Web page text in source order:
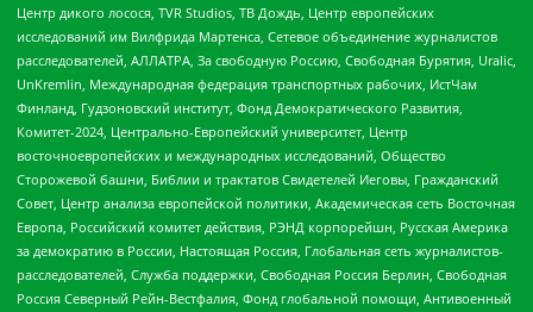
Центр дикого лосося, TVR Studios, ТВ Дождь, Центр европейских
исследований им Вилфрида Мартенса, Сетевое объединение журналистов
расследователей, АЛЛАТРА, За свободную Россию, Свободная Бурятия, Uralic,
UnKremlin, Международная федерация транспортных рабочих, ИстЧам
Финланд, Гудзоновский институт, Фонд Демократического Развития,
Комитет-2024, Центрально-Европейский университет, Центр
восточноевропейских и международных исследований, Общество
Сторожевой башни, Библии и трактатов Свидетелей Иеговы, Гражданский
Совет, Центр анализа европейской политики, Академическая сеть Восточная
Европа, Российский комитет действия, РЭНД корпорейшн, Русская Америка
за демократию в России, Настоящая Россия, Глобальная сеть журналистов-
расследователей, Служба поддержки, Свободная Россия Берлин, Свободная
Россия Северный Рейн-Вестфалия, Фонд глобальной помощи, Антивоенный